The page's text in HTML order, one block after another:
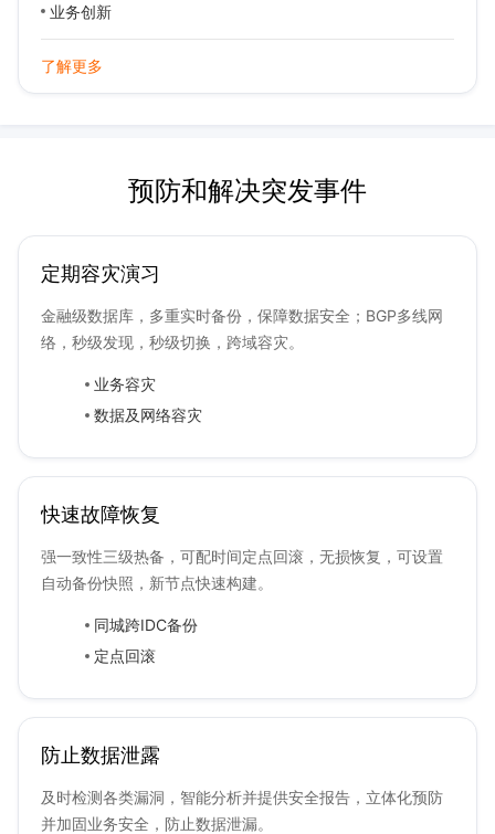
业务创新
了解更多
预防和解决突发事件
定期容灾演习
金融级数据库，多重实时备份，保障数据安全；BGP多线网
络，秒级发现，秒级切换，跨域容灾。
业务容灾
数据及网络容灾
快速故障恢复
强一致性三级热备，可配时间定点回滚，无损恢复，可设置
自动备份快照，新节点快速构建。
同城跨IDC备份
定点回滚
防止数据泄露
及时检测各类漏洞，智能分析并提供安全报告，立体化预防
并加固业务安全，防止数据泄漏。